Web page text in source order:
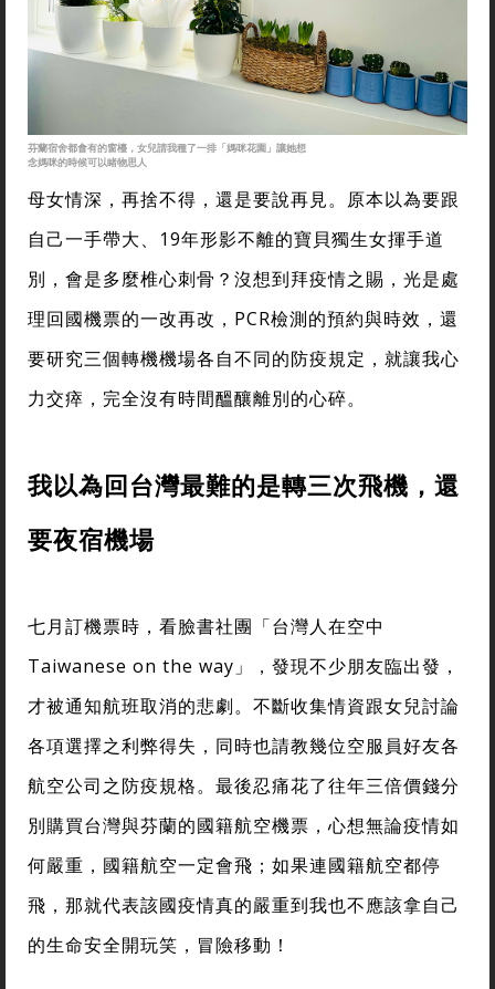
芬蘭宿舍都會有的窗檯，女兒請我種了一排「媽咪花園」讓她想
念媽咪的時候可以睹物思人
母女情深，再捨不得，還是要說再見。原本以為要跟
自己一手帶大、19年形影不離的寶貝獨生女揮手道
別，會是多麼椎心刺骨？沒想到拜疫情之賜，光是處
理回國機票的一改再改，PCR檢測的預約與時效，還
要研究三個轉機機場各自不同的防疫規定，就讓我心
力交瘁，完全沒有時間醞釀離別的心碎。
我以為回台灣最難的是轉三次飛機，還
要夜宿機場
七月訂機票時，看臉書社團「台灣人在空中
Taiwanese on the way」，發現不少朋友臨出發，
才被通知航班取消的悲劇。不斷收集情資跟女兒討論
各項選擇之利弊得失，同時也請教幾位空服員好友各
航空公司之防疫規格。最後忍痛花了往年三倍價錢分
別購買台灣與芬蘭的國籍航空機票，心想無論疫情如
何嚴重，國籍航空一定會飛；如果連國籍航空都停
飛，那就代表該國疫情真的嚴重到我也不應該拿自己
的生命安全開玩笑，冒險移動！